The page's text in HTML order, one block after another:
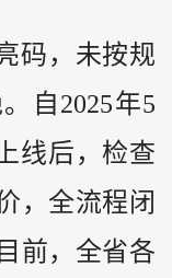
码，未按规
自2025年5
线后，检查
，全流程闭
前，全省各